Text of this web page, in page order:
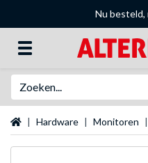
Nu besteld,
Startpagina
Hardware Monitoren